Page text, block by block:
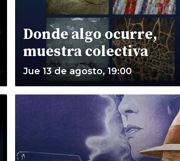
Donde algo ocurre,
muestra colectiva
Jue 13 de agosto, 19:00